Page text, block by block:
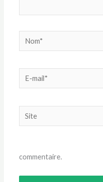
Nom*
E-
mail*
Site
commentaire.